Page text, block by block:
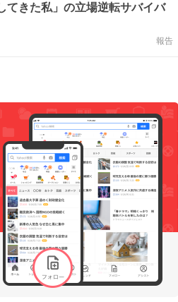
きた私」の立場逆転サバイバ
報告